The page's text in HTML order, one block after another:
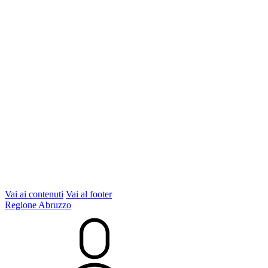
Vai ai contenuti Vai al footer
Regione Abruzzo